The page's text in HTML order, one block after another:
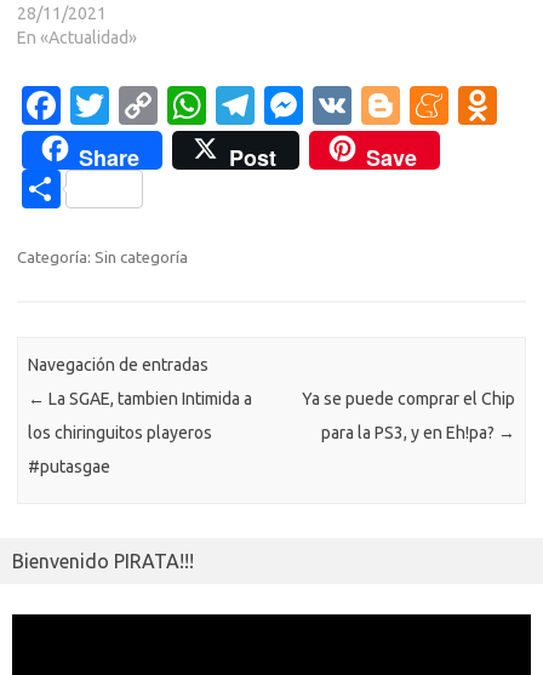
28/11/2021
En «Actualidad»
Fa
c
e
b
o
T
w
it
te
r
C
o
p
Li
W
h
at
T
el
e
M
es
se
V
K
Bl
o
g
M
i
Share Post Save
C
m
ti
r
Categoría: Sin categoría
Navegación de entradas
← La SGAE, tambien Intimida a
los chiringuitos playeros
#putasgae
Ya se puede comprar el Chip
para la PS3, y en Eh!pa? →
Bienvenido PIRATA!!!